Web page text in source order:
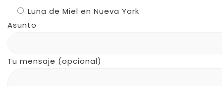
Luna de Miel en Nueva York
Asunto
Tu mensaje (opcional)